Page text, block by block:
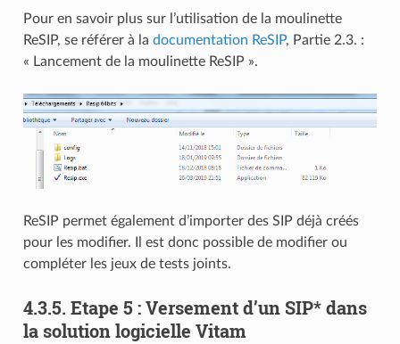
Pour en savoir plus sur l’utilisation de la moulinette
ReSIP, se référer à la documentation ReSIP, Partie 2.3. :
« Lancement de la moulinette ReSIP ».
ReSIP permet également d’importer des SIP déjà créés
pour les modifier. Il est donc possible de modifier ou
compléter les jeux de tests joints.
4.3.5. Etape 5 : Versement d’un SIP* dans
la solution logicielle Vitam